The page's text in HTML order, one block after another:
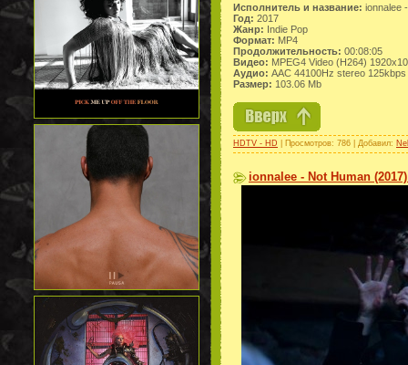
Исполнитель и название: ionnalee
Год: 2017
Жанр: Indie Pop
Формат: MP4
Продолжительность: 00:08:05
Видео: MPEG4 Video (H264)
Аудио: AAC 44100Hz stereo 125kbps
Размер: 103.06 Mb
HDTV - HD | Просмотров: 786 | Добавил:
ionnalee - Not Human